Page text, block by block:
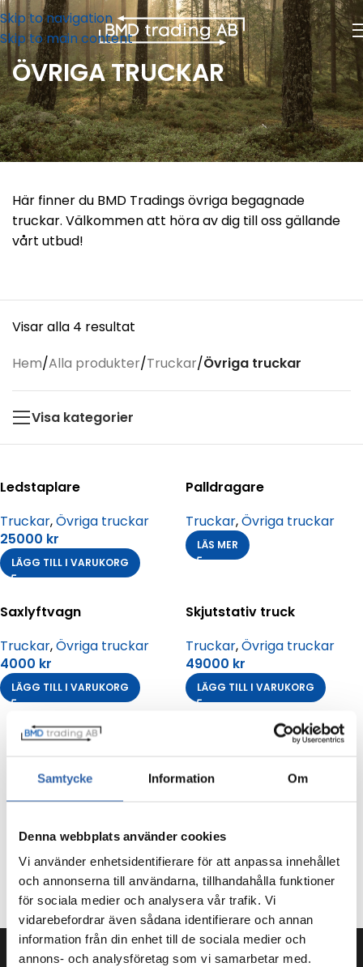
Samtycke Information Om
Denna webbplats använder cookies
Vi använder enhetsidentifierare för att anpassa innehållet
och annonserna till användarna, tillhandahålla funktioner
för sociala medier och analysera vår trafik. Vi
vidarebefordrar även sådana identifierare och annan
information från din enhet till de sociala medier och
annons- och analysföretag som vi samarbetar med.
Skip to navigation
Skip to main content
ÖVRIGA TRUCKAR
Här finner du BMD Tradings övriga begagnade
truckar. Välkommen att höra av dig till oss gällande
vårt utbud!
Visar alla 4 resultat
Hem/Alla produkter/Truckar/Övriga truckar
Visa kategorier
Ledstaplare
Truckar,Övriga truckar
25000 kr
LÄGG TILL I VARUKORG
Palldragare
Truckar,Övriga truckar
LÄS MER
Saxlyftvagn
Truckar,Övriga truckar
4000 kr
LÄGG TILL I VARUKORG
Skjutstativ truck
Truckar,Övriga truckar
49000 kr
LÄGG TILL I VARUKORG